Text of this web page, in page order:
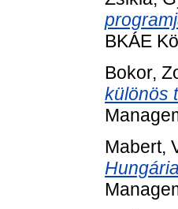
BKÁE
Bokor,
különös
Mabert,